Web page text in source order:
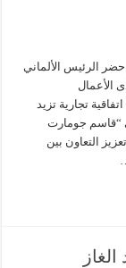
صفقة بقيمة 1.7 مليار دولار حضر الرئيس الألماني
الأعمال
الكازاخستاني الألماني في أستانا، و أسفر عن توقيع 23 اتفاقية تجارية تزيد
“قاسم جومارت
التعاون بين